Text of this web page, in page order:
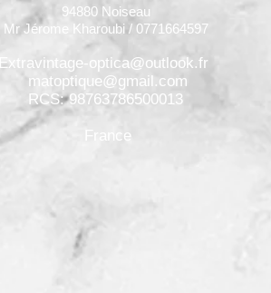
94880 Noiseau
Mr Jérome Kharoubi / 0771664597
Extravintage-optica@outlook.fr
matoptique@gmail.com
RCS: 98763786500013
France